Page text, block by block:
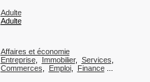
Adulte
Adulte
Affaires et économie
Entreprise, Immobilier, Services
Commerces
Emploi, Finance...